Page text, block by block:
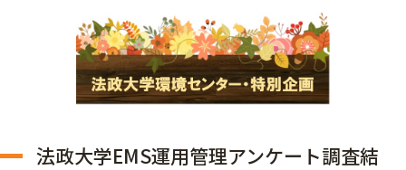
法政大学EMS運用管理アンケート調査結